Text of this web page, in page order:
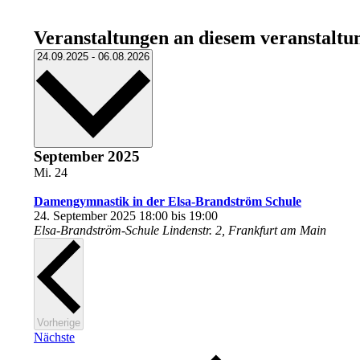
Veranstaltungen an diesem
24.09.2025 - 06.08.2026 Datum
September 2025
Mi. 24
Damengymnastik in der Elsa-Brandström Schule
24. September 2025 18:00 bis 19:00
Elsa-Brandström-Schule Lindenstr. 2, Frankfurt am Main
VorherigeVeranstaltungen
NächsteVeranstaltungen